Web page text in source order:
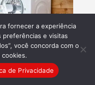
fornecer a experiência
preferências e visitas
você concorda com o
cookies.
de Privacidade